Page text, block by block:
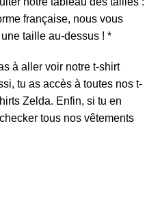
française, nous vous
taille au-dessus ! *
à aller voir notre t-shirt
tu as accès à toutes nos t-
Zelda. Enfin, si tu en
tous nos vêtements